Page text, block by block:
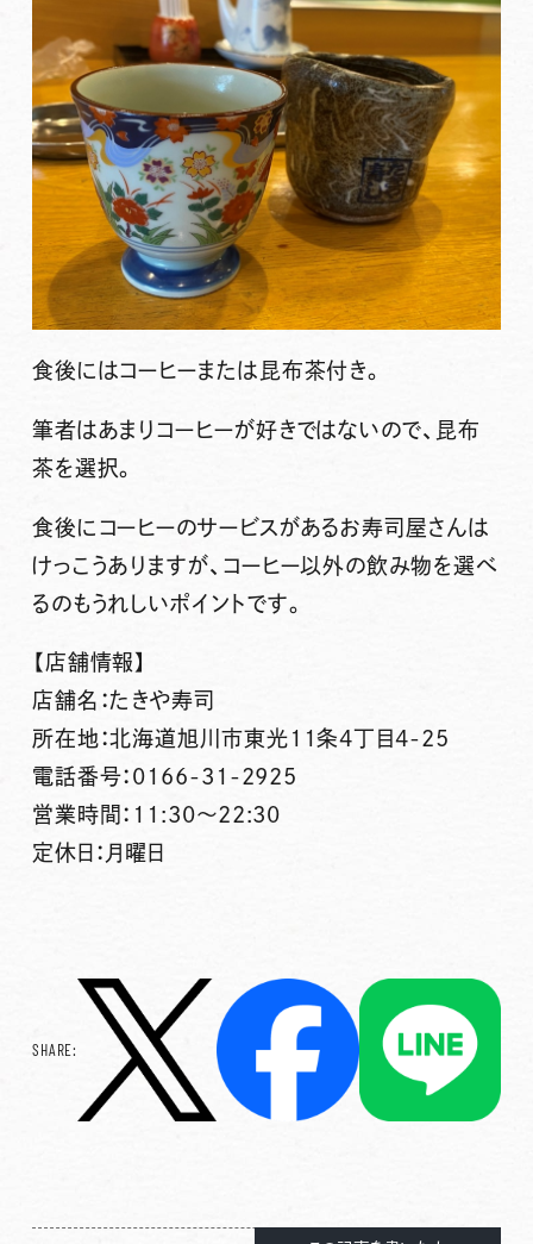
食後にはコーヒーまたは昆布茶付き。
筆者はあまりコーヒーが好きではないので、昆布
茶を選択。
食後にコーヒーのサービスがあるお寿司屋さんは
けっこうありますが、コーヒー以外の飲み物を選べ
るのもうれしいポイントです。
【店舗情報】
店舗名：たきや寿司
所在地：北海道旭川市東光11条4丁目4-25
電話番号：0166-31-2925
営業時間：11:30～22:30
定休日：月曜日
SHARE: